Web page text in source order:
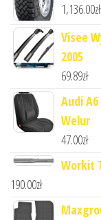
1,136.00zł
Visee
2005
69.89zł
Audi A6
Welur
47.00zł
Workit
190.00zł